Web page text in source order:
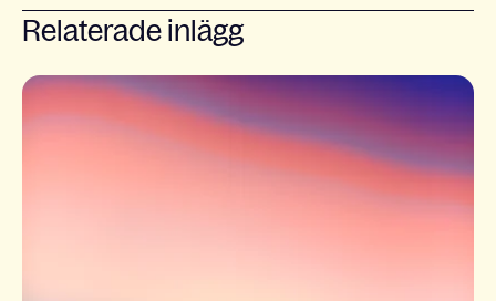
Relaterade inlägg